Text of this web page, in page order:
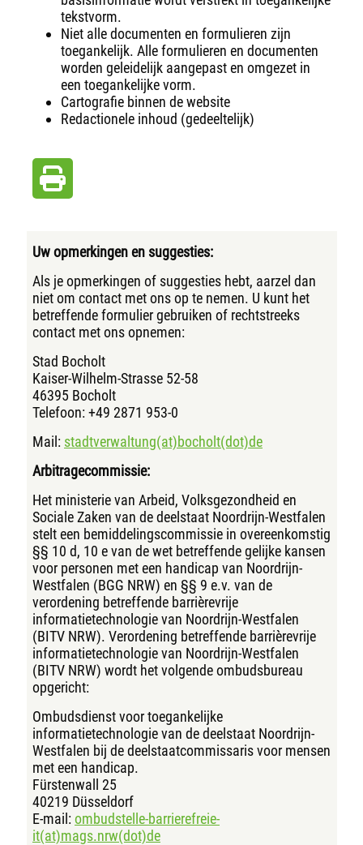
tekstvorm.
Niet alle documenten en formulieren zijn
toegankelijk. Alle formulieren en documenten
worden geleidelijk aangepast en omgezet in
een toegankelijke vorm.
Cartografie binnen de website
Redactionele inhoud (gedeeltelijk)
Uw opmerkingen en suggesties:
Als je opmerkingen of suggesties hebt, aarzel dan
niet om contact met ons op te nemen. U kunt het
betreffende formulier gebruiken of rechtstreeks
contact met ons opnemen:
Stad Bocholt
Kaiser-Wilhelm-Strasse 52-58
46395 Bocholt
Telefoon: +49 2871 953-0
Mail: stadtverwaltung(at)bocholt(dot)de
Arbitragecommissie:
Het ministerie van Arbeid, Volksgezondheid en
Sociale Zaken van de deelstaat Noordrijn-Westfalen
stelt een bemiddelingscommissie in overeenkomstig
§§ 10 d, 10 e van de wet betreffende gelijke kansen
voor personen met een handicap van Noordrijn-
Westfalen (BGG NRW) en §§ 9 e.v. van de
verordening betreffende barrièrevrije
informatietechnologie van Noordrijn-Westfalen
(BITV NRW). Verordening betreffende barrièrevrije
informatietechnologie van Noordrijn-Westfalen
(BITV NRW) wordt het volgende ombudsbureau
opgericht:
Ombudsdienst voor toegankelijke
informatietechnologie van de deelstaat Noordrijn-
Westfalen bij de deelstaatcommissaris voor mensen
met een handicap.
Fürstenwall 25
40219 Düsseldorf
E-mail:ombudstelle-barrierefreie-
it(at)mags.nrw(dot)de